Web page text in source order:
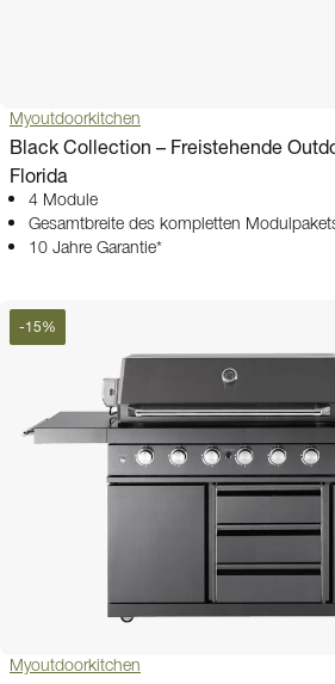
Myoutdoorkitchen
Black Collection – Freistehende
Florida
4 Module
Gesamtbreite des kompletten
10 Jahre Garantie*
-15%
Myoutdoorkitchen